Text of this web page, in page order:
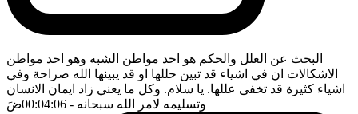
البحث عن العلل والحكم هو احد مواطن الشبه وهو احد مواطن
الاشكالات ان في اشياء قد تبين حللها او قد يبينها الله صراحة وفي
اشياء كثيرة قد تخفى عللها. يا سلام. وكل ما يعني زاد ايمان الانسان
وتسليمه لامر الله سبحانه - 00:04:06 ضَ